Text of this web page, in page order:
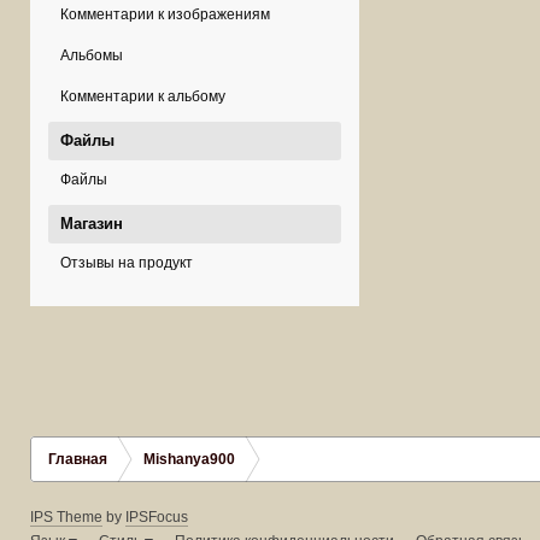
Комментарии к изображениям
Альбомы
Комментарии к альбому
Файлы
Файлы
Магазин
Отзывы на продукт
Главная Mishanya900
IPS Theme by IPSFocus